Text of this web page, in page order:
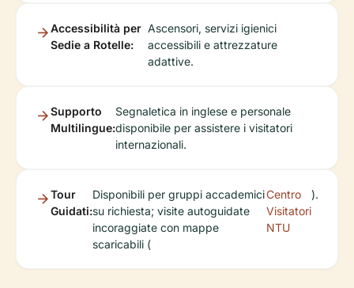
Accessibilità per
Sedie a Rotelle:
Ascensori, servizi igienici
accessibili e attrezzature
adattive.
Supporto
Multilingue:
Segnaletica in inglese e personale
disponibile per assistere i visitatori
internazionali.
Tour
Guidati:
Disponibili per gruppi accademici
su richiesta; visite autoguidate
incoraggiate con mappe
scaricabili (
Centro
Visitatori
NTU
).